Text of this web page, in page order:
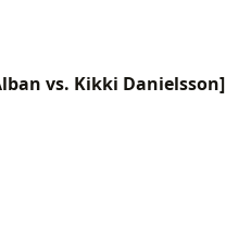
vs. Kikki Danielsson]